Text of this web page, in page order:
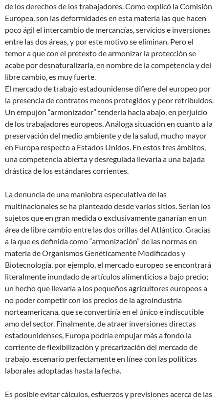
de los derechos de los trabajadores. Como explicó la Comisión
Europea, son las deformidades en esta materia las que hacen
poco ágil el intercambio de mercancías, servicios e inversiones
entre las dos áreas, y por este motivo se eliminan. Pero el
temor a que con el pretexto de armonizar la protección se
acabe por desnaturalizarla, en nombre de la competencia y del
libre cambio, es muy fuerte.
El mercado de trabajo estadounidense difiere del europeo por
la presencia de contratos menos protegidos y peor retribuidos.
Un empujón “armonizador” tendería hacia abajo, en perjuicio
de los trabajadores europeos. Análoga situación en cuanto a la
preservación del medio ambiente y de la salud, mucho mayor
en Europa respecto a Estados Unidos. En estos tres ámbitos,
una competencia abierta y desregulada llevaría a una bajada
drástica de los estándares corrientes.
La denuncia de una maniobra especulativa de las
multinacionales se ha planteado desde varios sitios. Serían los
sujetos que en gran medida o exclusivamente ganarían en un
área de libre cambio entre las dos orillas del Atlántico. Gracias
a la que es definida como “armonización” de las normas en
materia de Organismos Genéticamente Modificados y
Biotecnología, por ejemplo, el mercado europeo se encontrará
literalmente inundado de artículos alimenticios a bajo precio;
un hecho que llevaría a los pequeños agricultores europeos a
no poder competir con los precios de la agroindustria
norteamericana, que se convertiría en el único e indiscutible
amo del sector. Finalmente, de atraer inversiones directas
estadounidenses, Europa podría empujar más a fondo la
corriente de flexibilización y precarización del mercado de
trabajo, escenario perfectamente en línea con las políticas
laborales adoptadas hasta la fecha.
Es posible evitar cálculos, esfuerzos y previsiones acerca de las